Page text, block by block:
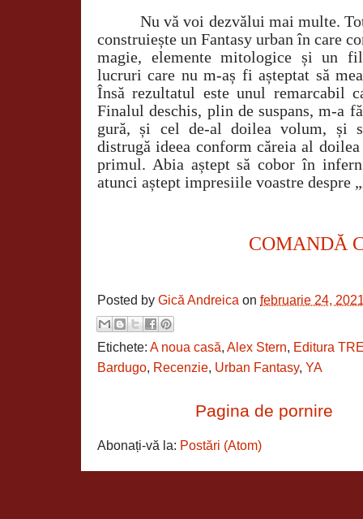
Nu vă voi dezvălui mai multe.
construiește un Fantasy urban în care
magie, elemente mitologice și un
lucruri care nu m-aș fi așteptat să
Însă rezultatul este unul remarcabil
Finalul deschis, plin de suspans, m-a
gură, și cel de-al doilea volum, și
distrugă ideea conform căreia al
primul. Abia aștept să cobor în
atunci aștept impresiile voastre despre
COMANDĂ
Posted by Gică Andreica on februarie 24,
Etichete: A noua casă, Alex Stern, Editura
Bardugo, Recenzie, Urban Fantasy, YA
Pagina de pornire
Abonați-vă la: Postări (Atom)